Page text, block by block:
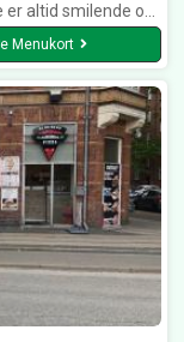
og imødekommende :)
Menukort